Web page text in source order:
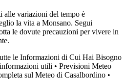
alle variazioni del tempo è
la vita a Monsano. Segui
le dovute precauzioni per vivere in
le Informazioni di Cui Hai Bisogno
utili • Previsioni Meteo
sul Meteo di Casalbordino •